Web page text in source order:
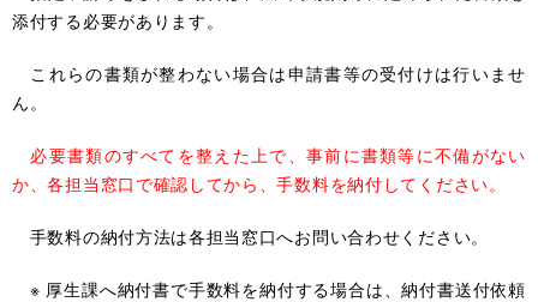
添付する必要があります。
これらの書類が整わない場合は申請書等の受付けは行いませ
ん。
必要書類のすべてを整えた上で、事前に書類等に不備がない
か、各担当窓口で確認してから、手数料を納付してください。
手数料の納付方法は各担当窓口へお問い合わせください。
※ 厚生課へ納付書で手数料を納付する場合は、納付書送付依頼